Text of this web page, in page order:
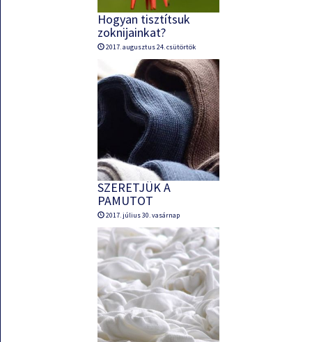
Hogyan tisztítsuk
zoknijainkat?
2017. augusztus 24. csütörtök
SZERETJÜK A
PAMUTOT
2017. július 30. vasárnap